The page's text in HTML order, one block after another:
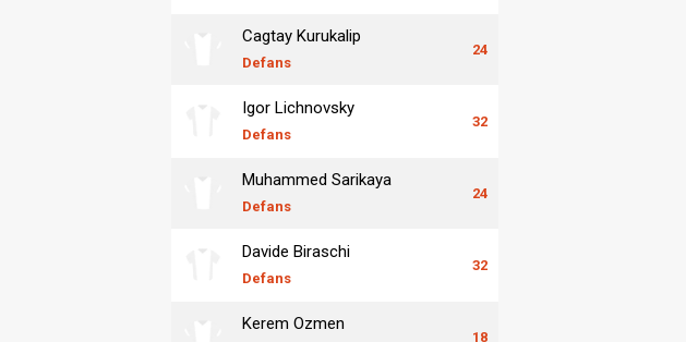
Cagtay Kurukalip
Defans
24
Igor Lichnovsky
Defans
32
Muhammed Sarikaya
Defans
24
Davide Biraschi
Defans
32
Kerem Ozmen
18